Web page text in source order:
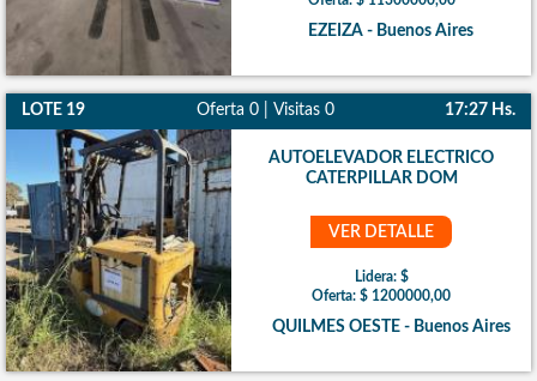
EZEIZA - Buenos Aires
LOTE 19 Oferta 0 | Visitas 0 17:27 Hs.
AUTOELEVADOR ELECTRICO
CATERPILLAR DOM
VER DETALLE
Lidera: $
Oferta: $ 1200000,00
QUILMES OESTE - Buenos Aires